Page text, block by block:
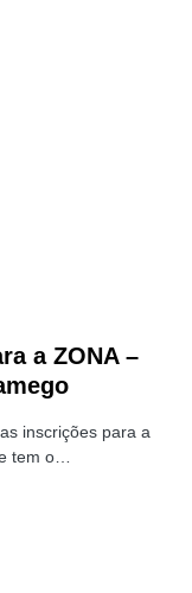
a ZONA –
inscrições para a
tem o…